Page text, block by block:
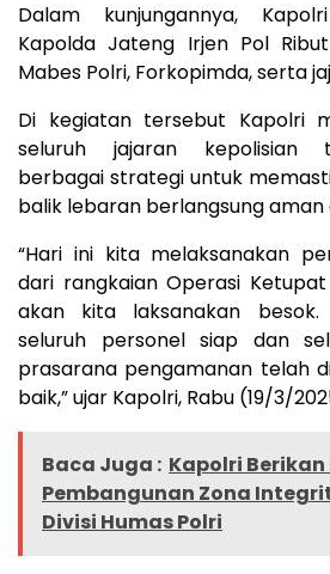
Dalam kunjungannya,
Kapolda Jateng Irjen Pol
Mabes Polri, Forkopimda, serta
Di kegiatan tersebut Kapolri
seluruh jajaran kepolisian
berbagai strategi untuk
balik lebaran berlangsung aman
“Hari ini kita melaksanakan
dari rangkaian Operasi
akan kita laksanakan besok.
seluruh personel siap dan
prasarana pengamanan telah
baik,” ujar Kapolri, Rabu (19/3/
Baca Juga : Kapolri
Pembangunan Zona
Divisi Humas Polri